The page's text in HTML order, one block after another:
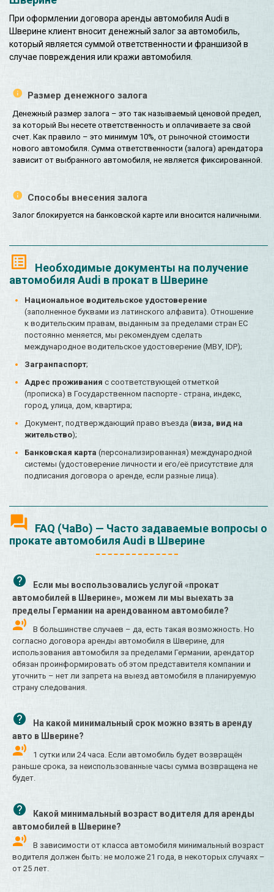
При оформлении договора аренды автомобиля Audi в
Шверине клиент вносит денежный залог за автомобиль,
который является суммой ответственности и франшизой в
случае повреждения или кражи автомобиля.
Размер денежного залога
Денежный размер залога – это так называемый ценовой предел,
за который Вы несете ответственность и оплачиваете за свой
счет. Как правило – это минимум 10%, от рыночной стоимости
нового автомобиля. Сумма ответственности (залога) арендатора
зависит от выбранного автомобиля, не является фиксированной.
Способы внесения залога
Залог блокируется на банковской карте или вносится наличными.
Необходимые документы на получение
автомобиля Audi в прокат в Шверине
Национальное водительское удостоверение
(заполненное буквами из латинского алфавита). Отношение
к водительским правам, выданным за пределами стран ЕС
постоянно меняется, мы рекомендуем сделать
международное водительское удостоверение (МВУ, IDP);
Загранпаспорт;
Адрес проживания с соответствующей отметкой
(прописка) в Государственном паспорте - страна, индекс,
город, улица, дом, квартира;
Документ, подтверждающий право въезда (виза, вид на
жительство);
Банковская карта (персонализированная) международной
системы (удостоверение личности и его/её присутствие для
подписания договора о аренде, если разные лица).
FAQ (ЧаВо) — Часто задаваемые вопросы о
прокате автомобиля Audi в Шверине
Если мы воспользовались услугой «прокат
автомобилей в Шверине», можем ли мы выехать за
пределы Германии на арендованном автомобиле?
В большинстве случаев – да, есть такая возможность. Но
согласно договора аренды автомобиля в Шверине, для
использования автомобиля за пределами Германии, арендатор
обязан проинформировать об этом представителя компании и
уточнить – нет ли запрета на выезд автомобиля в планируемую
страну следования.
На какой минимальный срок можно взять в аренду
авто в Шверине?
1 сутки или 24 часа. Если автомобиль будет возвращён
раньше срока, за неиспользованные часы сумма возвращена не
будет.
Какой минимальный возраст водителя для аренды
автомобилей в Шверине?
В зависимости от класса автомобиля минимальный возраст
водителя должен быть: не моложе 21 года, в некоторых случаях –
от 25 лет.